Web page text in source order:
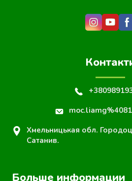
Хмельницькая обл.
Сатанив.
Больше информации